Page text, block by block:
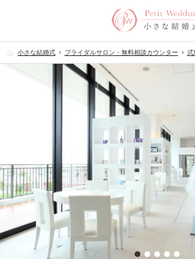
小さな結婚式 ブライダルサロン・無料相談カウンター 式